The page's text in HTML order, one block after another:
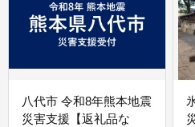
八代市 令和8年熊本地震
災害支援【返礼品な